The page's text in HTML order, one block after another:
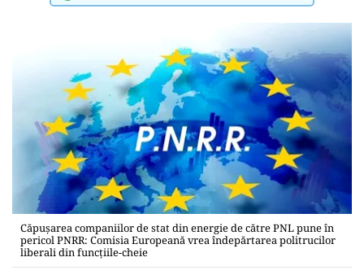
Căpușarea companiilor de stat din energie de către PNL pune în
pericol PNRR: Comisia Europeană vrea îndepărtarea politrucilor
liberali din funcțiile-cheie